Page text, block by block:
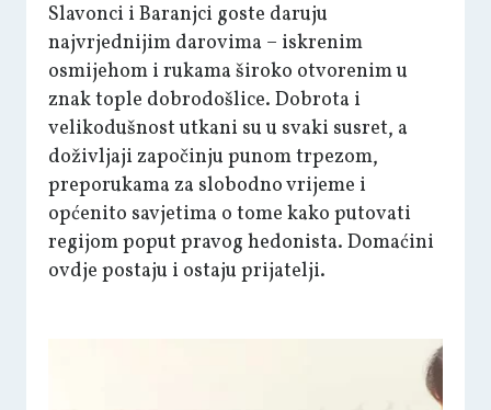
Slavonci i Baranjci goste daruju
najvrjednijim darovima – iskrenim
osmijehom i rukama široko otvorenim u
znak tople dobrodošlice. Dobrota i
velikodušnost utkani su u svaki susret, a
doživljaji započinju punom trpezom,
preporukama za slobodno vrijeme i
općenito savjetima o tome kako putovati
regijom poput pravog hedonista. Domaćini
ovdje postaju i ostaju prijatelji.